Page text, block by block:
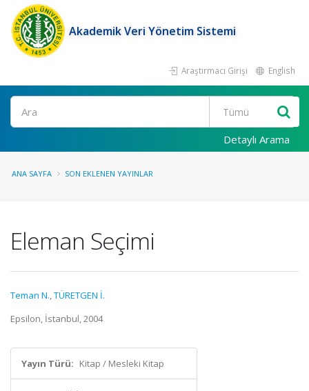
Akademik Veri Yönetim Sistemi
Araştırmacı Girişi English
Ara
Detaylı Arama
ANA SAYFA SON EKLENEN YAYINLAR
Eleman Seçimi
Teman N.,TÜRETGEN İ.
Epsilon, İstanbul, 2004
Yayın Türü: Kitap / Mesleki Kitap